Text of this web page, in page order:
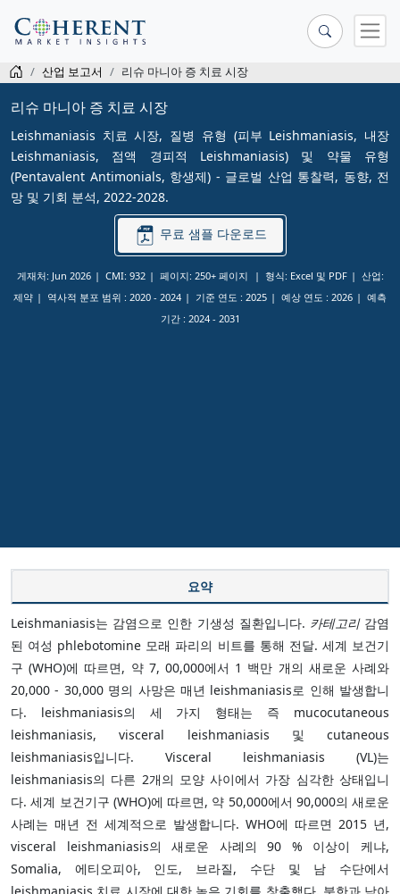
산업 보고서 리슈 마니아 증 치료 시장
리슈 마니아 증 치료 시장
Leishmaniasis 치료 시장, 질병 유형 (피부 Leishmaniasis, 내장
Leishmaniasis, 점액 경피적 Leishmaniasis) 및 약물 유형
(Pentavalent Antimonials, 항생제) - 글로벌 산업 통찰력, 동향, 전
망 및 기회 분석, 2022-2028.
무료 샘플 다운로드
게재처: Jun 2026 CMI: 932 페이지: 250+ 페이지 형식: Excel 및 PDF
산업:
제약
역사적 분포 범위 : 2020 - 2024 기준 연도 : 2025 예상 연도 : 2026
예측
기간 : 2024 - 2031
요약
Leishmaniasis는 감염으로 인한 기생성 질환입니다. 카테고리 감염
된 여성 phlebotomine 모래 파리의 비트를 통해 전달. 세계 보건기
구 (WHO)에 따르면, 약 7, 00,000에서 1 백만 개의 새로운 사례와
20,000 - 30,000 명의 사망은 매년 leishmaniasis로 인해 발생합니
다. leishmaniasis의 세 가지 형태는 즉 mucocutaneous
leishmaniasis, visceral leishmaniasis 및 cutaneous
leishmaniasis입니다. Visceral leishmaniasis (VL)는
leishmaniasis의 다른 2개의 모양 사이에서 가장 심각한 상태입니
다. 세계 보건기구 (WHO)에 따르면, 약 50,000에서 90,000의 새로운
사례는 매년 전 세계적으로 발생합니다. WHO에 따르면 2015 년,
visceral leishmaniasis의 새로운 사례의 90 % 이상이 케냐,
Somalia, 에티오피아, 인도, 브라질, 수단 및 남 수단에서
leishmaniasis 치료 시장에 대한 높은 기회를 창출했다. 북한과 남아